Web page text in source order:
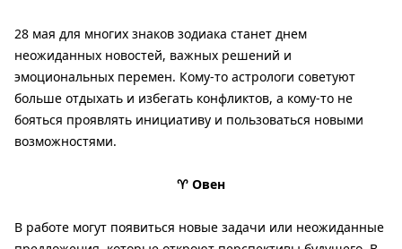
28 мая для многих знаков зодиака станет днем ​​
неожиданных новостей, важных решений и
эмоциональных перемен. Кому-то астрологи советуют
больше отдыхать и избегать конфликтов, а кому-то не
бояться проявлять инициативу и пользоваться новыми
возможностями.
♈ Овен
В работе могут появиться новые задачи или неожиданные